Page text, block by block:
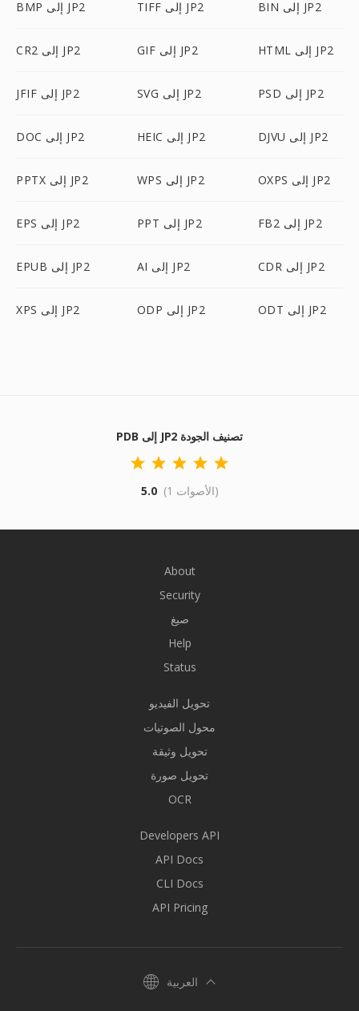
BMP إلى JP2 TIFF إلى JP2 BIN إلى JP2
CR2 إلى JP2 GIF إلى JP2 HTML إلى JP2
JFIF إلى JP2 SVG إلى JP2 PSD إلى JP2
DOC إلى JP2 HEIC إلى JP2 DJVU إلى JP2
PPTX إلى JP2 WPS إلى JP2 OXPS إلى JP2
EPS إلى JP2 PPT إلى JP2 FB2 إلى JP2
EPUB إلى JP2 AI إلى JP2 CDR إلى JP2
XPS إلى JP2 ODP إلى JP2 ODT إلى JP2
PDB إلى JP2 تصنيف الجودة
5.0 (1 الأصوات)
About
Security
صيغ
Help
Status
تحويل الفيديو
محول الصوتيات
تحويل وثيقة
تحويل صورة
OCR
Developers API
API Docs
CLI Docs
API Pricing
العربية